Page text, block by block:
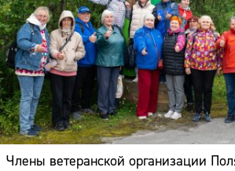
Члены ветеранской организации